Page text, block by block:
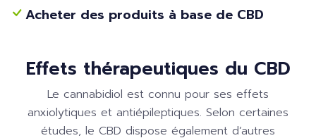
Acheter des produits à base de CBD
Effets thérapeutiques du CBD
Le cannabidiol est connu pour ses effets
anxiolytiques et antiépileptiques. Selon certaines
études, le CBD dispose également d’autres